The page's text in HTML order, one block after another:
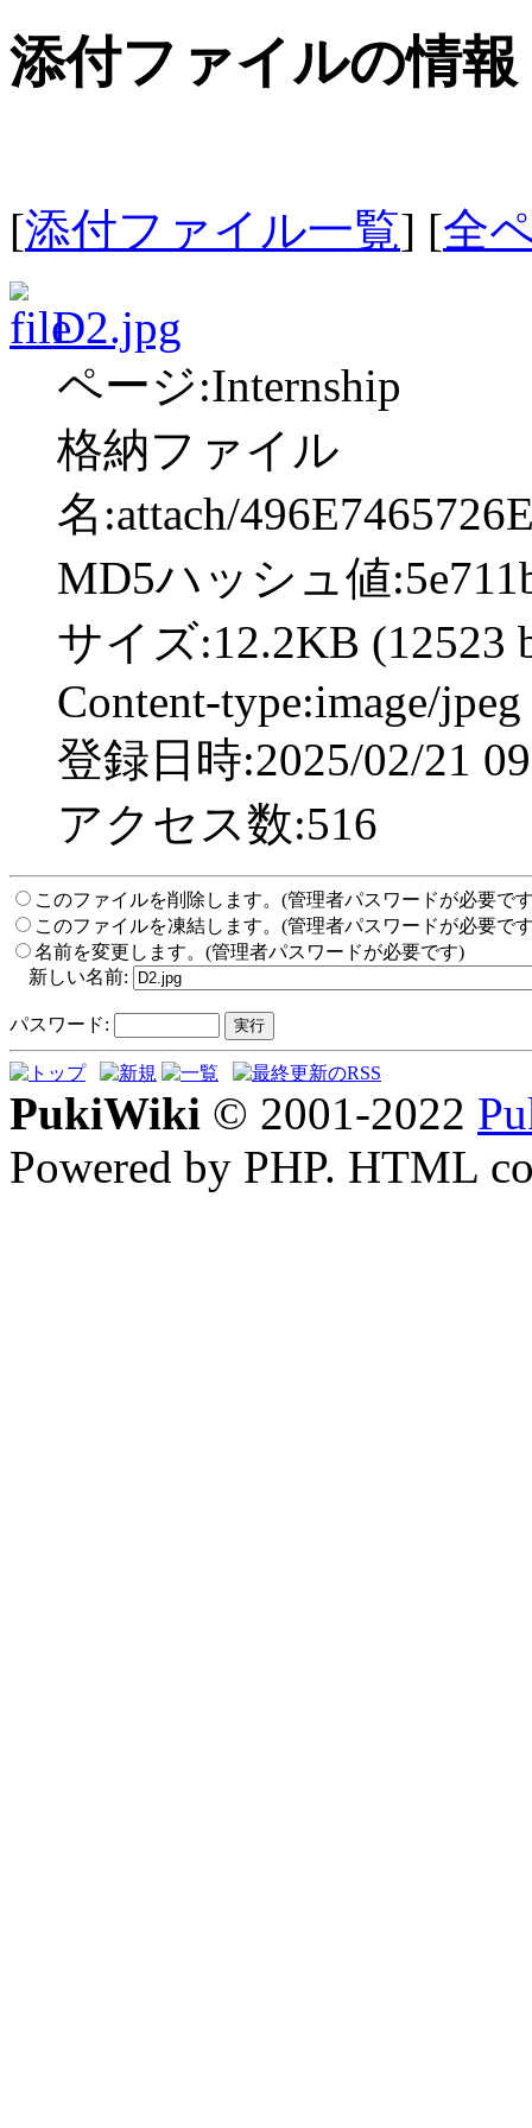
添付ファイルの情報
[添付ファイル一覧] [全
D2.jpg
ページ:Internship
格納ファイル
名:attach/
MD5ハッシュ値
サイズ:12.2KB (12523
Content-type:image/jpeg
登録日時:2025/02/21
アクセス数:516
このファイルを削除します。(管理者パスワードが必要で
このファイルを凍結します。(管理者パスワードが必要で
名前を変更します。(管理者パスワードが必要です)
新しい名前:
パスワード:
PukiWiki © 2001-2022
Powered by PHP. HTML